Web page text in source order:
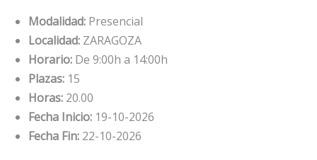
Modalidad: Presencial
Localidad: ZARAGOZA
Horario: De 9:00h a 14:00h
Plazas: 15
Horas: 20.00
Fecha Inicio: 19-10-2026
Fecha Fin: 22-10-2026